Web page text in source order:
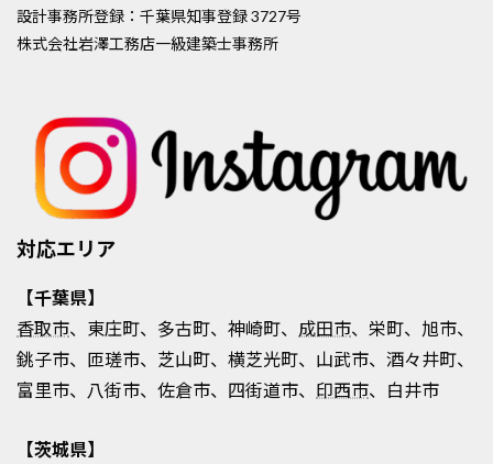
設計事務所登録：千葉県知事登録 3727号
株式会社岩澤工務店一級建築士事務所
対応エリア
【千葉県】
香取市、東庄町、多古町、神崎町、 成田市、栄町、旭市、
銚子市、匝瑳市、芝山町、横芝光町、山武市、酒々井町、
富里市、八街市、佐倉市、四街道市、 印西市、白井市
【茨城県】